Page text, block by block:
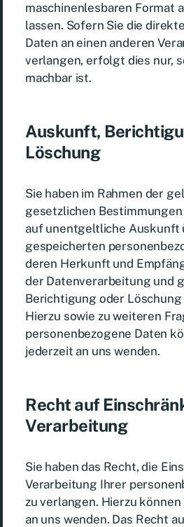
maschinenlesbaren Format
lassen. Sofern Sie die
Daten an einen anderen
verlangen, erfolgt dies nur,
machbar ist.
Auskunft,
Löschung
Sie haben im Rahmen der
gesetzlichen
auf unentgeltliche Auskunft
gespeicherten
deren Herkunft und
der Datenverarbeitung und
Berichtigung oder Löschung
Hierzu sowie zu weiteren
personenbezogene Daten
jederzeit an uns wenden.
Recht auf
Verarbeitung
Sie haben das Recht, die
Verarbeitung Ihrer
zu verlangen. Hierzu
an uns wenden. Das Recht